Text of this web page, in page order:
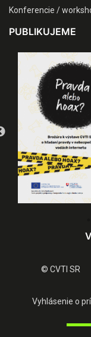
Konferencie /
PUBLIKUJEME
© CVTI SR
Vyhlásenie o